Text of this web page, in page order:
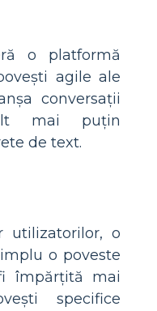
o platformă
agile ale
conversații
mai puțin
de text.
utilizatorilor, o
o poveste
împărțită mai
specifice